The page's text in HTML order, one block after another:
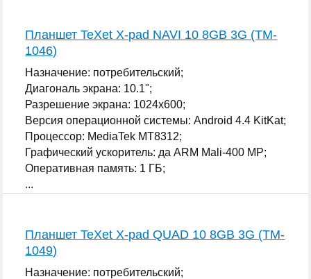
Планшет TeXet X-pad NAVI 10 8GB 3G (TM-
1046)
Назначение: потребительский;
Диагональ экрана: 10.1";
Разрешение экрана: 1024x600;
Версия операционной системы: Android 4.4 KitKat;
Процессор: MediaTek MT8312;
Графический ускоритель: да ARM Mali-400 MP;
Оперативная память: 1 ГБ;
...
Планшет TeXet X-pad QUAD 10 8GB 3G (TM-
1049)
Назначение: потребительский;